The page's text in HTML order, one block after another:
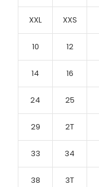
XXL XXS
10 12
14 16
24 25
29 2T
33 34
38 3T